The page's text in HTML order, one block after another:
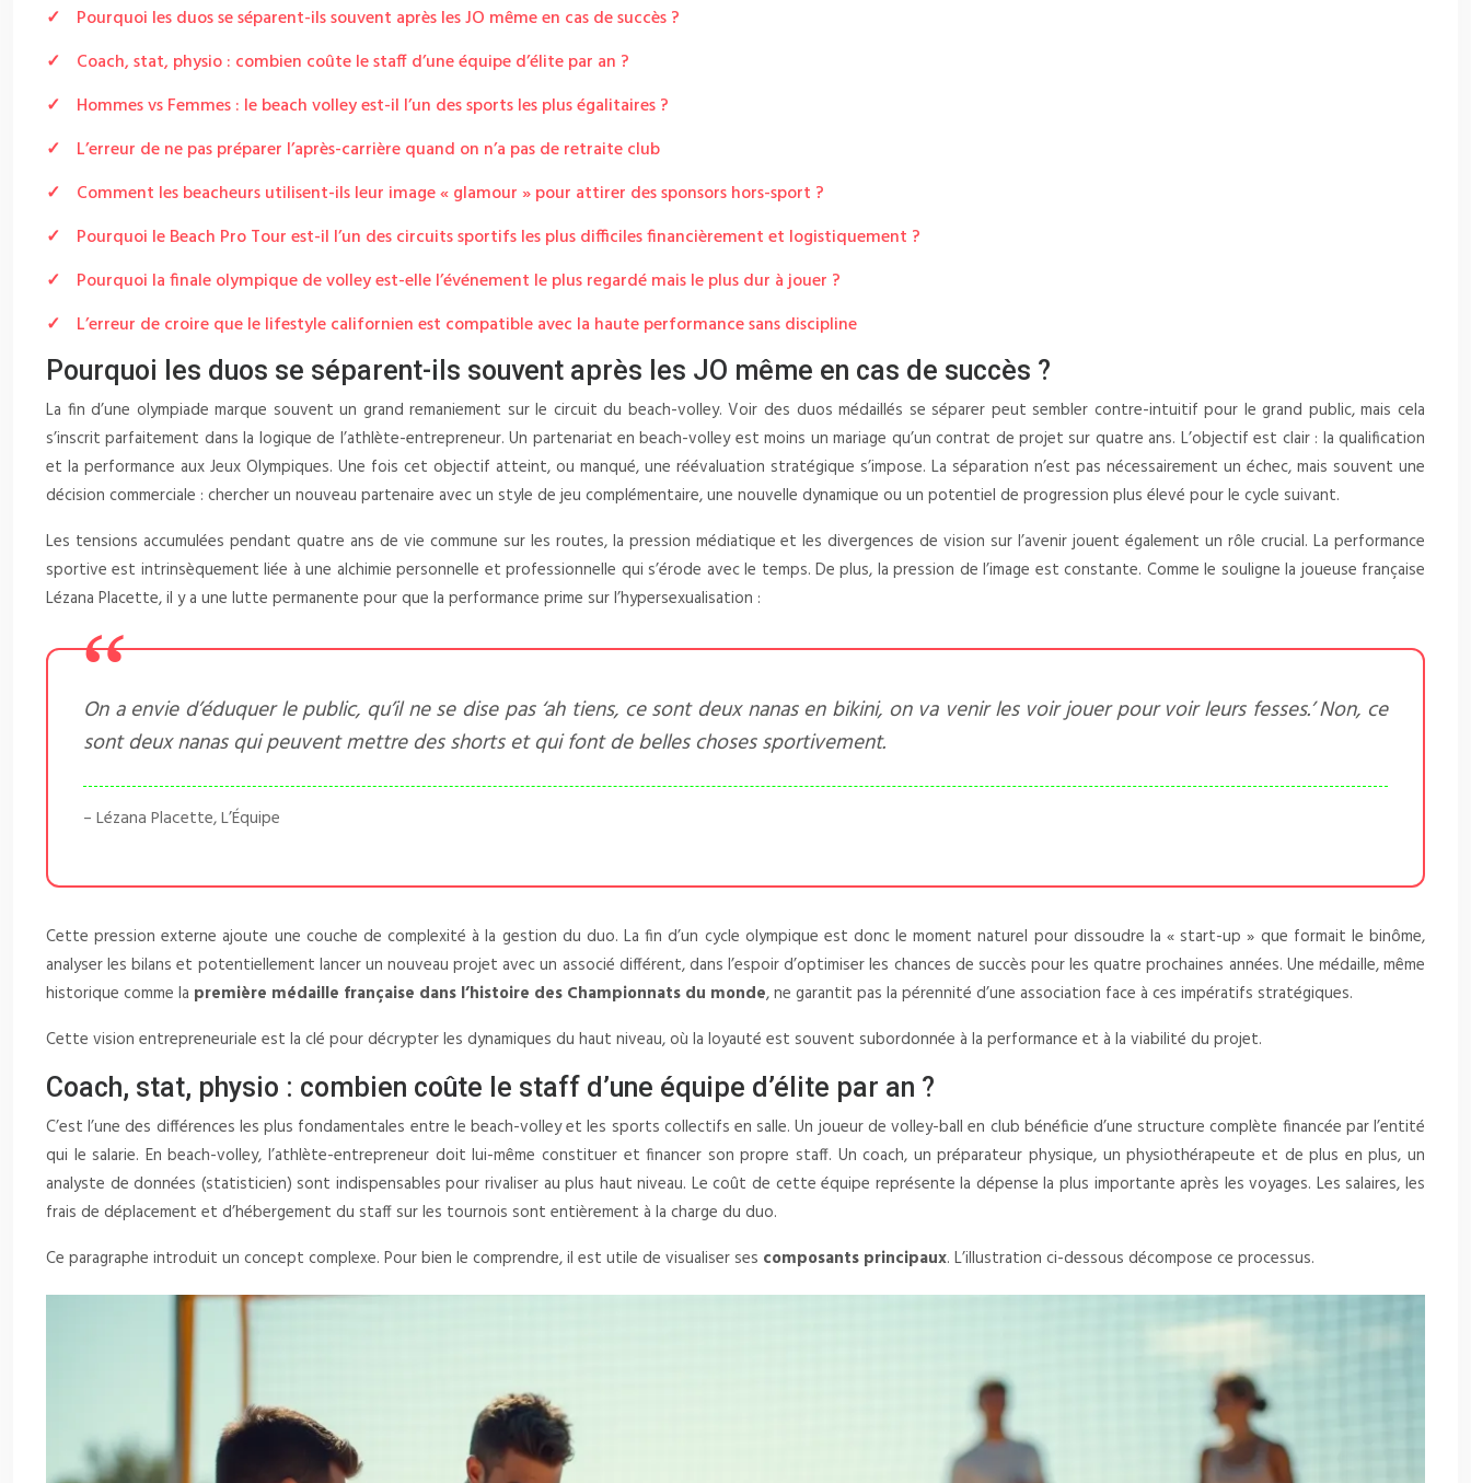
Pourquoi les duos se séparent-ils souvent après les JO même en cas de succès ?
Coach, stat, physio : combien coûte le staff d’une équipe d’élite par an ?
Hommes vs Femmes : le beach volley est-il l’un des sports les plus égalitaires ?
L’erreur de ne pas préparer l’après-carrière quand on n’a pas de retraite club
Comment les beacheurs utilisent-ils leur image « glamour » pour attirer des sponsors hors-sport ?
Pourquoi le Beach Pro Tour est-il l’un des circuits sportifs les plus difficiles financièrement et logistiquement ?
Pourquoi la finale olympique de volley est-elle l’événement le plus regardé mais le plus dur à jouer ?
L’erreur de croire que le lifestyle californien est compatible avec la haute performance sans discipline
Pourquoi les duos se séparent-ils souvent après les JO même en cas de succès ?
La fin d’une olympiade marque souvent un grand remaniement sur le circuit du beach-volley. Voir des duos médaillés se séparer peut sembler contre-intuitif pour le grand public, mais cela
s’inscrit parfaitement dans la logique de l’athlète-entrepreneur. Un partenariat en beach-volley est moins un mariage qu’un contrat de projet sur quatre ans. L’objectif est clair : la qualification
et la performance aux Jeux Olympiques. Une fois cet objectif atteint, ou manqué, une réévaluation stratégique s’impose. La séparation n’est pas nécessairement un échec, mais souvent une
décision commerciale : chercher un nouveau partenaire avec un style de jeu complémentaire, une nouvelle dynamique ou un potentiel de progression plus élevé pour le cycle suivant.
Les tensions accumulées pendant quatre ans de vie commune sur les routes, la pression médiatique et les divergences de vision sur l’avenir jouent également un rôle crucial. La performance
sportive est intrinsèquement liée à une alchimie personnelle et professionnelle qui s’érode avec le temps. De plus, la pression de l’image est constante. Comme le souligne la joueuse française
Lézana Placette, il y a une lutte permanente pour que la performance prime sur l’hypersexualisation :
On a envie d’éduquer le public, qu’il ne se dise pas ‘ah tiens, ce sont deux nanas en bikini, on va venir les voir jouer pour voir leurs fesses.’ Non, ce
sont deux nanas qui peuvent mettre des shorts et qui font de belles choses sportivement.
– Lézana Placette, L’Équipe
Cette pression externe ajoute une couche de complexité à la gestion du duo. La fin d’un cycle olympique est donc le moment naturel pour dissoudre la « start-up » que formait le binôme,
analyser les bilans et potentiellement lancer un nouveau projet avec un associé différent, dans l’espoir d’optimiser les chances de succès pour les quatre prochaines années. Une médaille, même
historique comme la première médaille française dans l’histoire des Championnats du monde, ne garantit pas la pérennité d’une association face à ces impératifs stratégiques.
Cette vision entrepreneuriale est la clé pour décrypter les dynamiques du haut niveau, où la loyauté est souvent subordonnée à la performance et à la viabilité du projet.
Coach, stat, physio : combien coûte le staff d’une équipe d’élite par an ?
C’est l’une des différences les plus fondamentales entre le beach-volley et les sports collectifs en salle. Un joueur de volley-ball en club bénéficie d’une structure complète financée par l’entité
qui le salarie. En beach-volley, l’athlète-entrepreneur doit lui-même constituer et financer son propre staff. Un coach, un préparateur physique, un physiothérapeute et de plus en plus, un
analyste de données (statisticien) sont indispensables pour rivaliser au plus haut niveau. Le coût de cette équipe représente la dépense la plus importante après les voyages. Les salaires, les
frais de déplacement et d’hébergement du staff sur les tournois sont entièrement à la charge du duo.
Ce paragraphe introduit un concept complexe. Pour bien le comprendre, il est utile de visualiser ses composants principaux. L’illustration ci-dessous décompose ce processus.